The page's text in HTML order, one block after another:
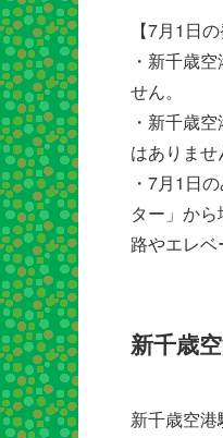
【7月1日
・新千歳
せん。
・新千歳
はありませ
・7月1日
ター」か
路やエレベ
新千歳
新千歳空港